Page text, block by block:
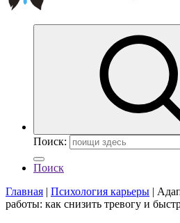
Поиск:
Поиск
Главная | Психология карьеры |
работы: как снизить тревогу и